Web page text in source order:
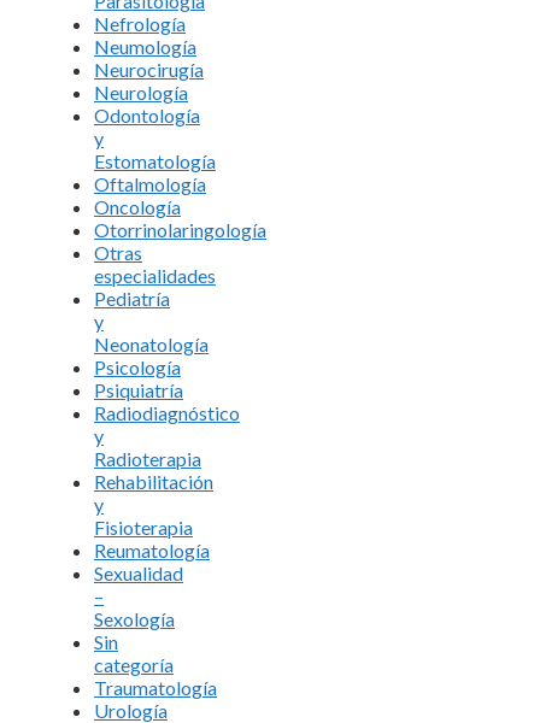
Nefrología
Neumología
Neurocirugía
Neurología
Odontología
y
Estomatología
Oftalmología
Oncología
Otorrinolaringología
Otras
especialidades
Pediatría
y
Neonatología
Psicología
Psiquiatría
Radiodiagnóstico
y
Radioterapia
Rehabilitación
y
Fisioterapia
Reumatología
Sexualidad
–
Sexología
Sin
categoría
Traumatología
Urología